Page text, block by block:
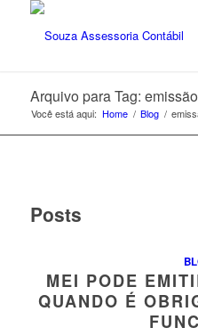
Arquivo para Tag:
Você está aqui: Home / Blog /
Posts
MEI PODE
QUANDO É